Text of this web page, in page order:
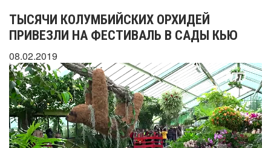
ТЫСЯЧИ КОЛУМБИЙСКИХ ОРХИДЕЙ
ПРИВЕЗЛИ НА ФЕСТИВАЛЬ В САДЫ КЬЮ
08.02.2019